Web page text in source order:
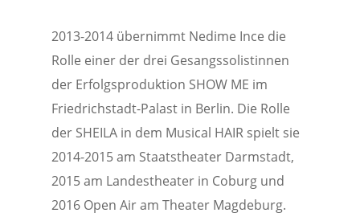
2013-2014 übernimmt Nedime Ince die
Rolle einer der drei Gesangssolistinnen
der Erfolgsproduktion SHOW ME im
Friedrichstadt-Palast in Berlin. Die Rolle
der SHEILA in dem Musical HAIR spielt sie
2014-2015 am Staatstheater Darmstadt,
2015 am Landestheater in Coburg und
2016 Open Air am Theater Magdeburg.